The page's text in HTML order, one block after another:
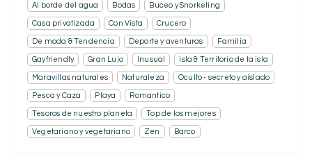
Al borde del agua Bodas Buceo y Snorkeling
Casa privatizada Con Vista Crucero
De moda & Tendencia Deporte y aventuras Familia
Gayfriendly Gran Lujo Inusual Isla & Territorio de la isla
Maravillas naturales Naturaleza Oculto - secreto y aislado
Pesca y Caza Playa Romantico
Tesoros de nuestro planeta Top de los mejores
Vegetariano y vegetariano Zen Barco